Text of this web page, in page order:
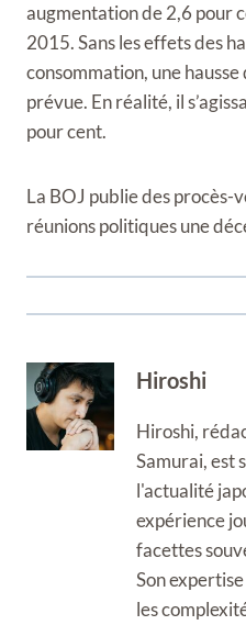
augmentation de 2,6 pour
2015. Sans les effets des
consommation, une
prévue. En réalité, il
pour cent.
La BOJ publie des procès-
réunions politiques une
Hiroshi
Hiroshi,
Samurai, est
l'actualité
expérience
facettes
Son
les